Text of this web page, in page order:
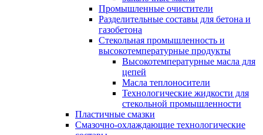
Промышленные очистители
Разделительные составы для бетона и
газобетона
Стекольная промышленность и
высокотемпературные продукты
Высокотемпературные масла для
цепей
Масла теплоносители
Технологические жидкости для
стекольной промышленности
Пластичные смазки
Смазочно-охлаждающие технологические